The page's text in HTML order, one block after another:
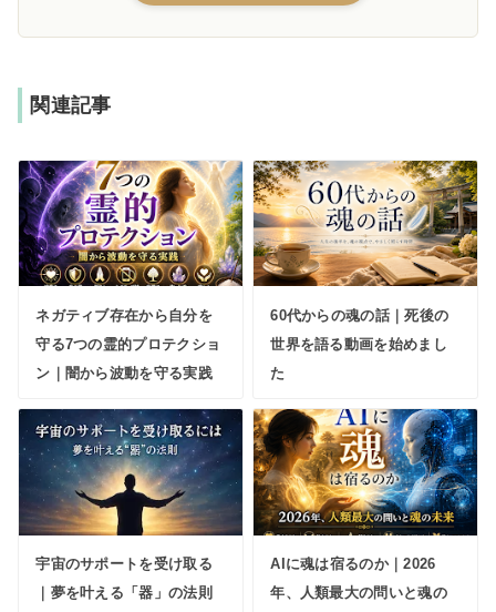
関連記事
ネガティブ存在から自分を
守る7つの霊的プロテクショ
ン｜闇から波動を守る実践
60代からの魂の話｜死後の
世界を語る動画を始めまし
た
宇宙のサポートを受け取る
｜夢を叶える「器」の法則
AIに魂は宿るのか｜2026
年、人類最大の問いと魂の